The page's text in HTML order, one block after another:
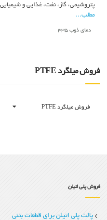
پتروشیمی، گاز، نفت، غذایی و
مطلب...
دمای ذوب 335
فروش میلگرد PTFE
فروش میلگرد PTFE
فروش پلی اتیلن
پالت پلی اتیلن برای قطعات بتنی